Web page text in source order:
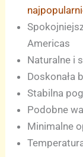
Americas
Naturalne i
Doskonała
Stabilna
Podobne
Minimalne